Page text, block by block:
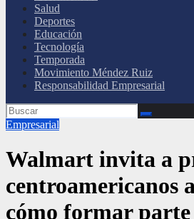
Salud
Deportes
Educación
Tecnología
Temporada
Movimiento Méndez Ruiz
Responsabilidad Empresarial
Empresarial
Walmart invita a
centroamericanos
cómo formar parte